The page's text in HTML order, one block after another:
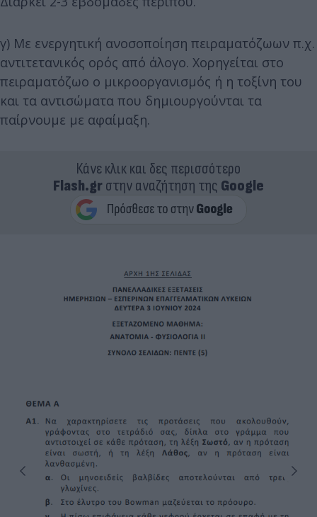
γ) Με ενεργητική ανοσοποίηση πειραματόζωων π.χ.
αντιτετανικός ορός από άλογο. Χορηγείται στο
πειραματόζωο ο μικροοργανισμός ή η τοξίνη του
και τα αντισώματα που δημιουργούνται τα
παίρνουμε με αφαίμαξη.
Κάνε κλικ και δες περισσότερο
Flash.grστην αναζήτηση της Google